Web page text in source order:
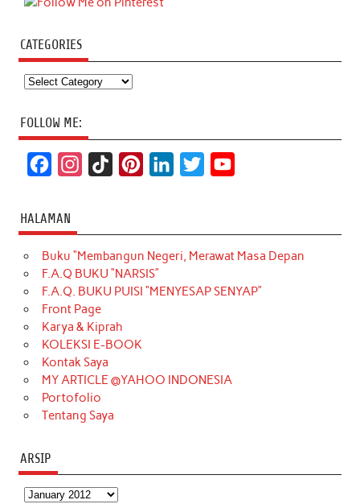
CATEGORIES
Categories
FOLLOW ME:
c
e
b
o
o
k
t
a
g
r
a
m
T
o
k
t
e
r
k
e
d
t
t
e
T
u
b
HALAMAN
Buku “Membangun Negeri, Merawat Masa Depan
F.A.Q BUKU “NARSIS”
F.A.Q. BUKU PUISI “MENYESAP SENYAP”
Front Page
Karya & Kiprah
KOLEKSI E-BOOK
Kontak Saya
MY ARTICLE @YAHOO INDONESIA
Portofolio
Tentang Saya
ARSIP
Arsip